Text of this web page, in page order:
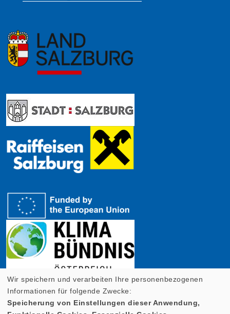
Wir speichern und verarbeiten Ihre personenbezogenen
Informationen für folgende Zwecke:
Speicherung von Einstellungen dieser Anwendung,